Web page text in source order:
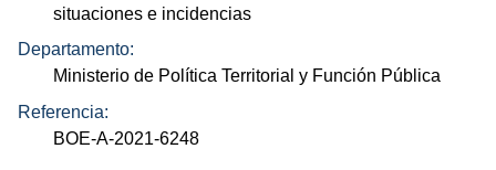
situaciones e incidencias
Departamento:
Ministerio de Política Territorial y Función Pública
Referencia:
BOE-A-2021-6248